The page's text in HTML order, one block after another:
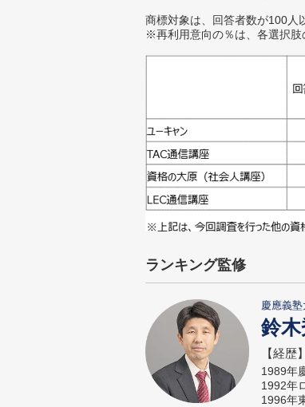
商標対象は、回答者数が100人
※再利用意向の％は、各選択肢
ランキング監修
慶應義
鈴木
【経歴】
1989年
1992年
1996年